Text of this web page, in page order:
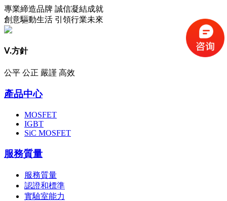
專業締造品牌 誠信凝結成就
創意驅動生活 引領行業未來
Ⅴ.方針
公平 公正 嚴謹 高效
產品中心
MOSFET
IGBT
SiC MOSFET
服務質量
服務質量
認證和標準
實驗室能力